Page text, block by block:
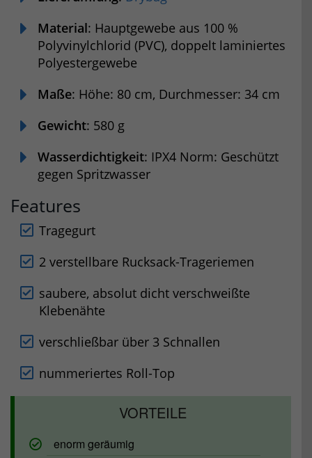
Material: Hauptgewebe aus 100 %
Polyvinylchlorid (PVC), doppelt laminiertes
Polyestergewebe
Maße: Höhe: 80 cm, Durchmesser: 34 cm
Gewicht: 580 g
Wasserdichtigkeit: IPX4 Norm: Geschützt
gegen Spritzwasser
Features
Tragegurt
2 verstellbare Rucksack-Trageriemen
saubere, absolut dicht verschweißte
Klebenähte
verschließbar über 3 Schnallen
nummeriertes Roll-Top
enorm geräumig